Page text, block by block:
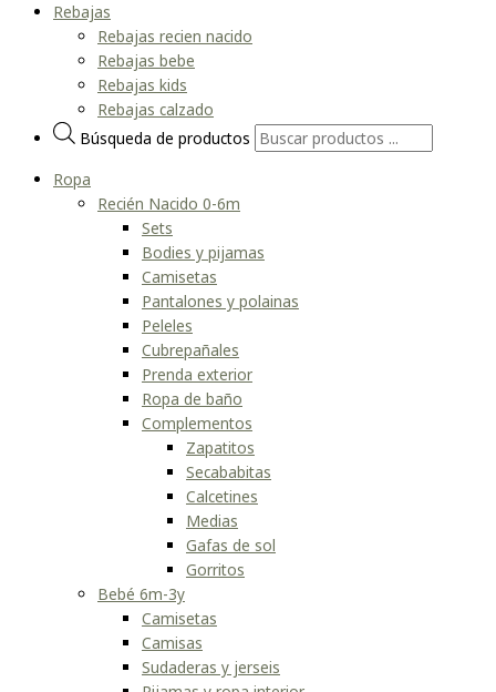
Rebajas
Rebajas recien nacido
Rebajas bebe
Rebajas kids
Rebajas calzado
Búsqueda de productos
Ropa
Recién Nacido 0-6m
Sets
Bodies y pijamas
Camisetas
Pantalones y polainas
Peleles
Cubrepañales
Prenda exterior
Ropa de baño
Complementos
Zapatitos
Secababitas
Calcetines
Medias
Gafas de sol
Gorritos
Bebé 6m-3y
Camisetas
Camisas
Sudaderas y jerseis